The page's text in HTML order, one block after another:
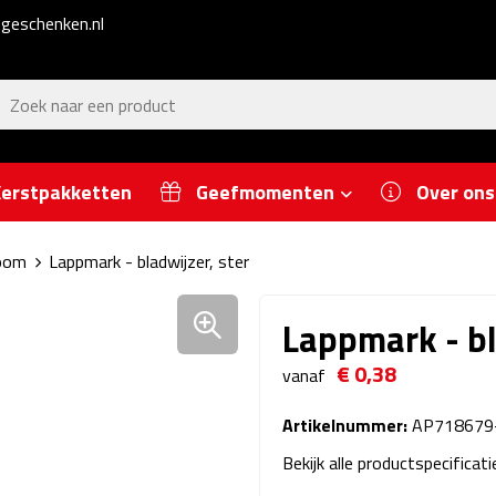
Geefmomenten Over ons
Lappmark - bladwijzer, ster
Lappmark -
vanaf € 0,38
Artikelnummer:
Bekijk alle